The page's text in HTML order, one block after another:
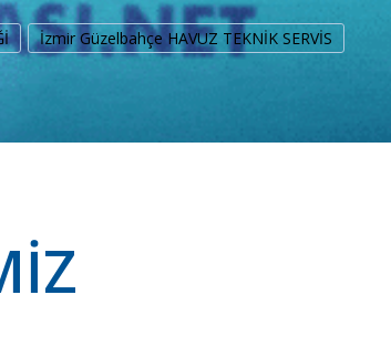
İzmir Güzelbahçe HAVUZ TEKNİK SERVİS